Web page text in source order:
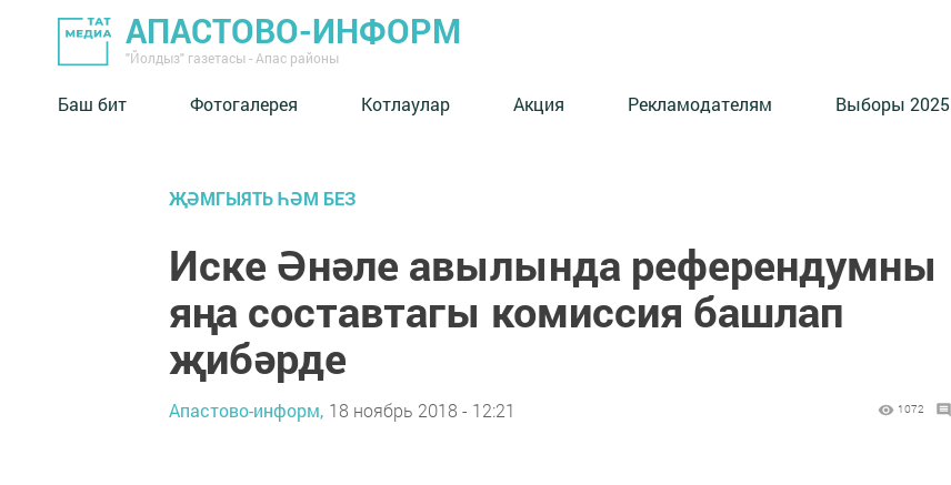
АПАСТОВО-ИНФОРМ
"Йолдыз" газетасы - Апас районы
Баш бит Фотогалерея Котлаулар Акция Рекламодателям Выборы 2025
ҖӘМГЫЯТЬ ҺӘМ БЕЗ
Иске Әнәле авылында референдумны
яңа составтагы комиссия башлап
җибәрде
Апастово-информ, 18 ноябрь 2018 - 12:21 1072